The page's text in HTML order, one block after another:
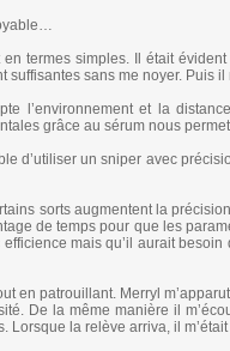
en termes simples. Il était
suffisantes sans me noyer. Puis
l’environnement et la
grâce au sérum nous
d’utiliser un sniper avec
sorts augmentent la
de temps pour que les
mais qu’il aurait
en patrouillant. Merryl
De la même manière il
Lorsque la relève arriva, il